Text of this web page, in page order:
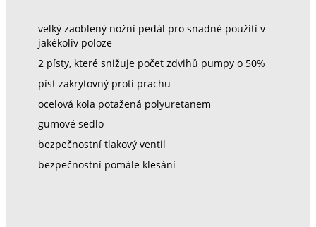
velký zaoblený nožní pedál pro snadné použití v
jakékoliv poloze
2 písty, které snižuje počet zdvihů pumpy o 50%
píst zakrytovný proti prachu
ocelová kola potažená polyuretanem
gumové sedlo
bezpečnostní tlakový ventil
bezpečnostní pomále klesání